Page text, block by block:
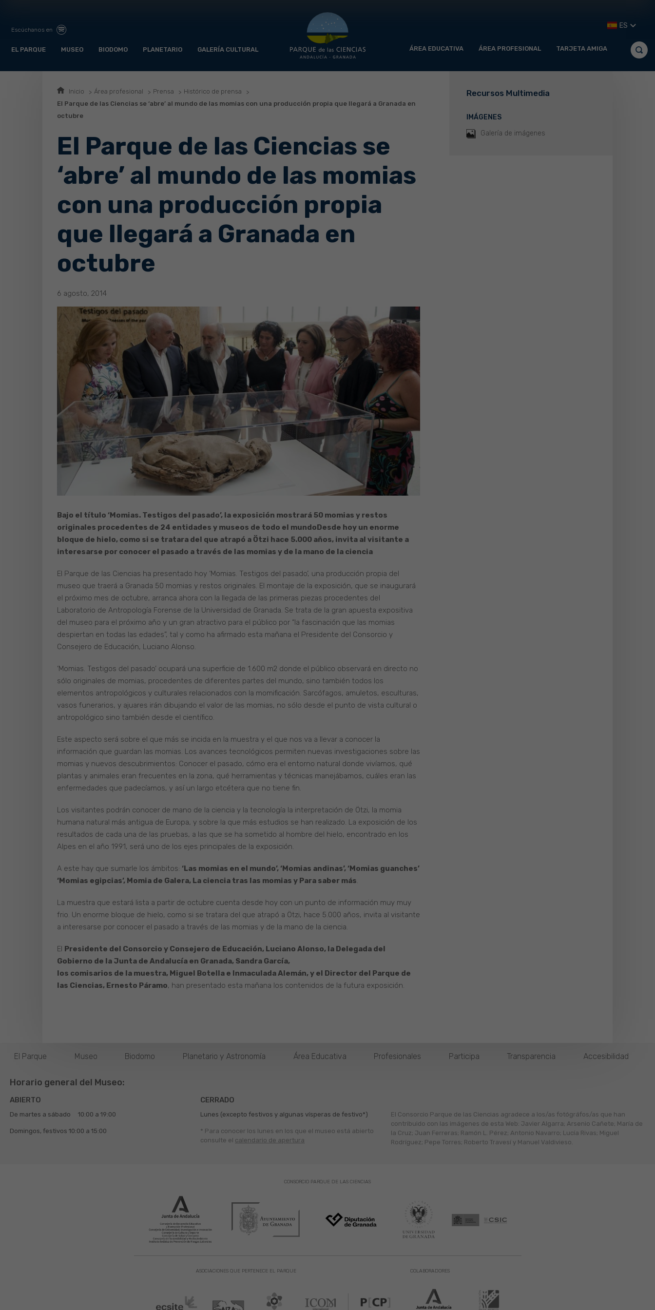
Escúchanos en
EL PARQUE MUSEO BIODOMO PLANETARIO GALERÍA CULTURAL ÁREA EDUCATIVA ÁREA PROFESIONAL TARJETA AMIGA
ES
Inicio Área profesional Prensa
Histórico de prensa
El Parque de las Ciencias se ‘abre’ al mundo de las momias con una producción propia que llegará a Granada en
octubre
El Parque de las Ciencias se
‘abre’ al mundo de las momias
con una producción propia
que llegará a Granada en
octubre
6 agosto, 2014
Bajo el título ‘Momias. Testigos del pasado’, la exposición mostrará 50 momias y restos
originales procedentes de 24 entidades y museos de todo el mundo Desde hoy un enorme
bloque de hielo, como si se tratara del que atrapó a Ötzi hace 5.000 años, invita al visitante a
interesarse por conocer el pasado a través de las momias y de la mano de la ciencia
El Parque de las Ciencias ha presentado hoy ‘Momias. Testigos del pasado’, una producción propia del
museo que traerá a Granada 50 momias y restos originales. El montaje de la exposición, que se inaugurará
el próximo mes de octubre, arranca ahora con la llegada de las primeras piezas procedentes del
Laboratorio de Antropología Forense de la Universidad de Granada. Se trata de la gran apuesta expositiva
del museo para el próximo año y un gran atractivo para el público por “la fascinación que las momias
despiertan en todas las edades”, tal y como ha afirmado esta mañana el Presidente del Consorcio y
Consejero de Educación, Luciano Alonso.
‘Momias. Testigos del pasado’ ocupará una superficie de 1.600 m2 donde el público observará en directo no
sólo originales de momias, procedentes de diferentes partes del mundo, sino también todos los
elementos antropológicos y culturales relacionados con la momificación. Sarcófagos, amuletos, esculturas,
vasos funerarios, y ajuares irán dibujando el valor de las momias, no sólo desde el punto de vista cultural o
antropológico sino también desde el científico.
Este aspecto será sobre el que más se incida en la muestra y el que nos va a llevar a conocer la
información que guardan las momias. Los avances tecnológicos permiten nuevas investigaciones sobre las
momias y nuevos descubrimientos: Conocer el pasado, cómo era el entorno natural donde vivíamos, qué
plantas y animales eran frecuentes en la zona, qué herramientas y técnicas manejábamos, cuáles eran las
enfermedades que padecíamos, y así un largo etcétera que no tiene fin.
Los visitantes podrán conocer de mano de la ciencia y la tecnología la interpretación de Ötzi, la momia
humana natural más antigua de Europa, y sobre la que más estudios se han realizado. La exposición de los
resultados de cada una de las pruebas, a las que se ha sometido al hombre del hielo, encontrado en los
Alpes en el año 1991, será uno de los ejes principales de la exposición.
A este hay que sumarle los ámbitos: ‘Las momias en el mundo’, ‘Momias andinas’, ‘Momias guanches’
‘Momias egipcias’, Momia de Galera, La ciencia tras las momias y Para saber más.
La muestra que estará lista a partir de octubre cuenta desde hoy con un punto de información muy muy
frio. Un enorme bloque de hielo, como si se tratara del que atrapó a Ötzi, hace 5.000 años, invita al visitante
a interesarse por conocer el pasado a través de las momias y de la mano de la ciencia.
El Presidente del Consorcio y Consejero de Educación, Luciano Alonso, la Delegada del
Gobierno de la Junta de Andalucía en Granada, Sandra García,
los comisarios de la muestra, Miguel Botella e Inmaculada Alemán, y el Director del Parque de
las Ciencias, Ernesto Páramo, han presentado esta mañana los contenidos de la futura exposición.
Recursos Multimedia
IMÁGENES
Galería de imágenes
El Parque Museo Biodomo Planetario y Astronomía Área Educativa Profesionales Participa Transparencia Accesibilidad
Horario general del Museo:
ABIERTO
De martes a sábado 10:00 a 19:00
Domingos, festivos 10:00 a 15:00
CERRADO
Lunes (excepto festivos y algunas vísperas de festivo*)
* Para conocer los lunes en los que el museo está abierto
consulte el calendario de apertura
El Consorcio Parque de las Ciencias agradece a los/as fotógráfos/as que han
contribuido con las imágenes de esta Web: Javier Algarra; Arsenio Cañete; María de
la Cruz; Juan Ferreras; Ramón L. Pérez; Antonio Navarro; Lucía Rivas; Miguel
Rodríguez; Pepe Torres; Roberto Travesí y Manuel Valdivieso.
ASOCIACIONES QUE PERTENECE EL PARQUE
CONSORCIO PARQUE DE LAS CIENCIAS
COLABORADORES